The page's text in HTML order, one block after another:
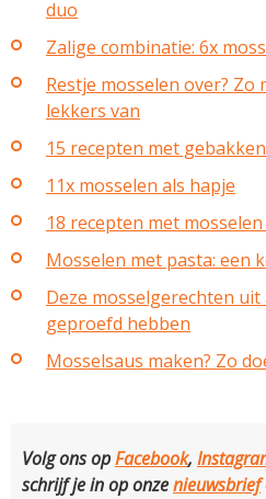
duo
Zalige combinatie: 6x
Restje mosselen over? Zo
lekkers van
15 recepten met
11x mosselen als hapje
18 recepten met
Mosselen met pasta: een
Deze mosselgerechten
geproefd hebben
Mosselsaus maken? Zo
Volg ons opFacebook,
schrijf je in op onzenieuwsbrief